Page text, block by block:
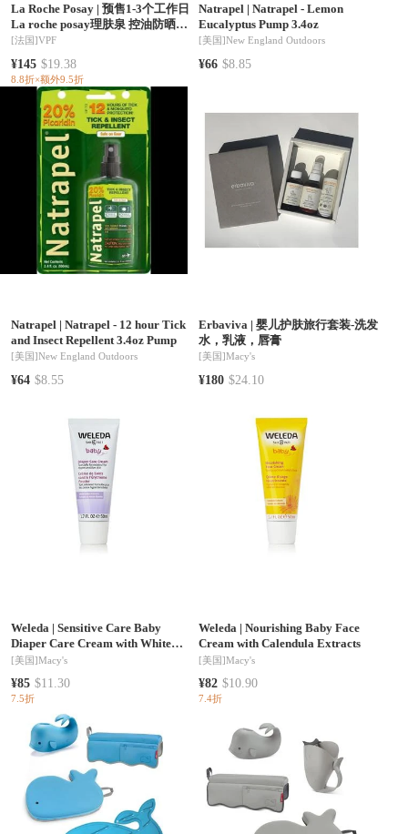
La Roche Posay| 预售1-3个工作日
La roche posay理肤泉 控油防晒霜
适合油性混合性肌肤 50ml
[法国]VPF
¥145 $19.38
8.8折×额外9.5折
Natrapel |Natrapel - Lemon
Eucalyptus Pump 3.4oz
[美国]New England Outdoors
¥66 $8.85
Natrapel | Natrapel - 12 hour Tick
and Insect Repellent 3.4oz Pump
[美国]New England Outdoors
¥64 $8.55
Erbaviva |婴儿护肤旅行套装-洗发
水，乳液，唇膏
[美国]Macy's
¥180 $24.10
Weleda| Sensitive Care Baby
Diaper Care Cream with White
Mallow Extracts
[美国]Macy's
¥85 $11.30
7.5折
Weleda |Nourishing Baby Face
Cream with Calendula Extracts
[美国]Macy's
¥82 $10.90
7.4折